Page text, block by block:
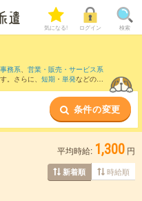
気になる! ログイン 検索
務系、 営業・販売・サービス系
。さらに、 短期 ・ 単発などの期
けます。 条件の変更
平均時給: 1,300 円
新着順 時給順